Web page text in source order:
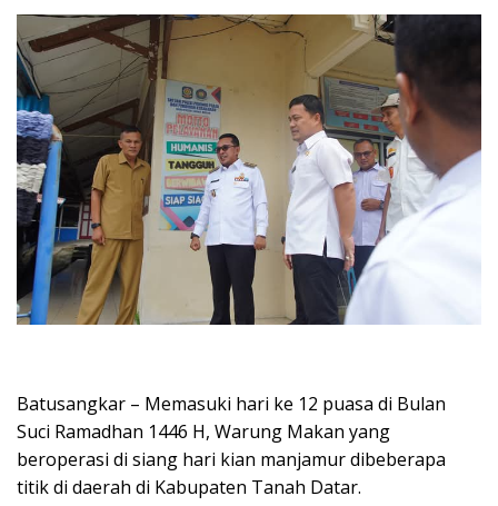
Batusangkar – Memasuki hari ke 12 puasa di Bulan
Suci Ramadhan 1446 H, Warung Makan yang
beroperasi di siang hari kian manjamur dibeberapa
titik di daerah di Kabupaten Tanah Datar.